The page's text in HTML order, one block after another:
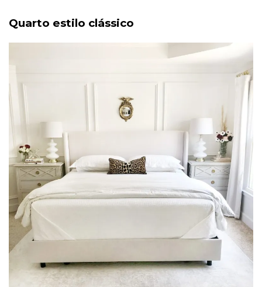
Quarto estilo clássico